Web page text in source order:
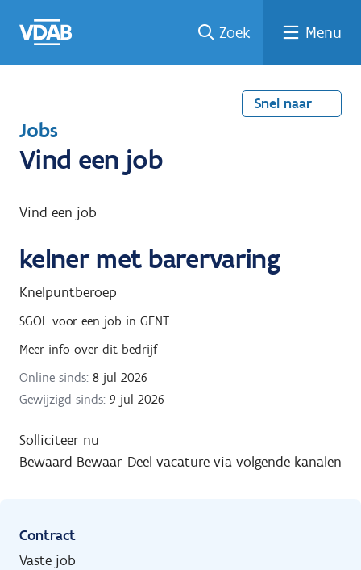
naar
een
een
job
naar
Zoek Menu
Snel naar
T
e
u
n
a
a
Jobs
Vind een job
Vind een job
kelner met barervaring
Knelpuntberoep
SGOL voor een job in GENT
Meer info over dit bedrijf
Online sinds: 8 jul 2026
Gewijzigd sinds: 9 jul 2026
Solliciteer nu
Bewaard Bewaar Deel vacature via volgende kanalen
Contract
Vaste job